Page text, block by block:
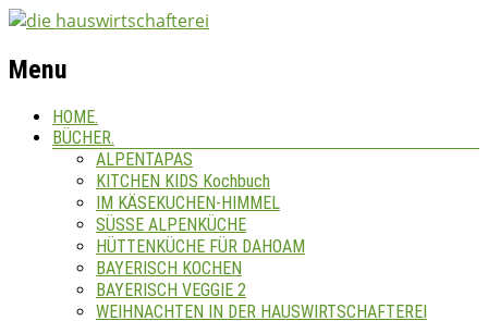
Menu
HOME.
BÜCHER.
ALPENTAPAS
KITCHEN KIDS Kochbuch
IM KÄSEKUCHEN-HIMMEL
SÜSSE ALPENKÜCHE
HÜTTENKÜCHE FÜR DAHOAM
BAYERISCH KOCHEN
BAYERISCH VEGGIE 2
WEIHNACHTEN IN DER HAUSWIRTSCHAFTEREI